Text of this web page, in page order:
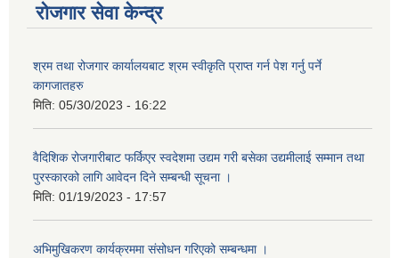
रोजगार सेवा केन्द्र
श्रम तथा रोजगार कार्यालयबाट श्रम स्वीकृति प्राप्त गर्न पेश गर्नु पर्ने
कागजातहरु
मिति: 05/30/2023 - 16:22
वैदिशिक रोजगारीबाट फर्किएर स्वदेशमा उद्यम गरी बसेका उद्यमीलाई सम्मान तथा
पुरस्कारको लागि आवेदन दिने सम्बन्धी सूचना ।
मिति: 01/19/2023 - 17:57
अभिमुखिकरण कार्यक्रममा संसोधन गरिएको सम्बन्धमा ।